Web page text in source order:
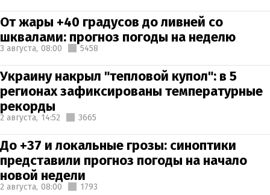
От жары +40 градусов до ливней со
шквалами: прогноз погоды на неделю
3 августа, 08:00 5458
Украину накрыл "тепловой купол": в 5
регионах зафиксированы температурные
рекорды
2 августа, 14:52 3665
До +37 и локальные грозы: синоптики
представили прогноз погоды на начало
новой недели
2 августа, 08:00 1793